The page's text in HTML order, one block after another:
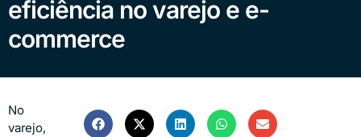
eficiência no varejo e e-
commerce
No
varejo,